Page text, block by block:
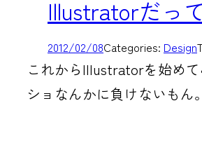
Illustratorだっ
2012/02/08Categories: Design
これからIllustratorを始め
ショなんかに負けないも